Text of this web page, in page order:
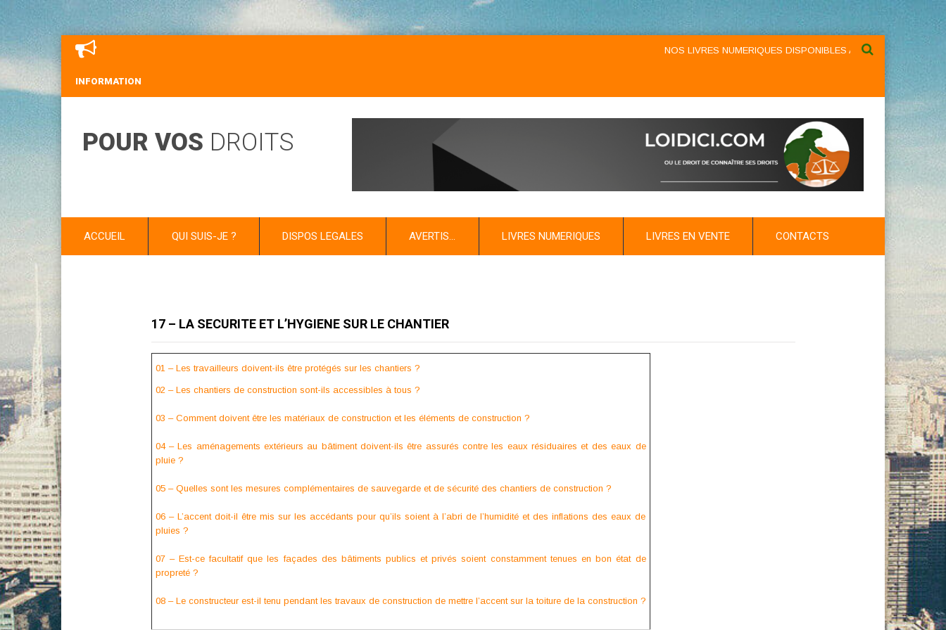
INFORMATION
NOS LIVRES NUMERIQUES DISPONIBLES AU NIVEAU DU MENU
POUR VOS DROITS
ACCUEIL QUI SUIS-JE ? DISPOS LEGALES AVERTIS… LIVRES NUMERIQUES LIVRES EN VENTE CONTACTS
17 – LA SECURITE ET L’HYGIENE SUR LE CHANTIER
01 – Les travailleurs doivent-ils être protégés sur les chantiers ?
02 – Les chantiers de construction sont-ils accessibles à tous ?
03 – Comment doivent être les matériaux de construction et les éléments de construction ?
04 – Les aménagements extérieurs au bâtiment doivent-ils être assurés contre les eaux résiduaires et des eaux de
pluie ?
05 – Quelles sont les mesures complémentaires de sauvegarde et de sécurité des chantiers de construction ?
06 – L’accent doit-il être mis sur les accédants pour qu’ils soient à l’abri de l’humidité et des inflations des eaux de
pluies ?
07 – Est-ce facultatif que les façades des bâtiments publics et privés soient constamment tenues en bon état de
propreté ?
08 – Le constructeur est-il tenu pendant les travaux de construction de mettre l’accent sur la toiture de la construction ?